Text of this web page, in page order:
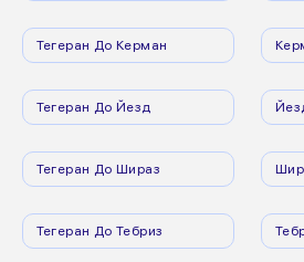
Тегеран До Керман
Тегеран До Йезд
Тегеран До Шираз
Тегеран До Тебриз